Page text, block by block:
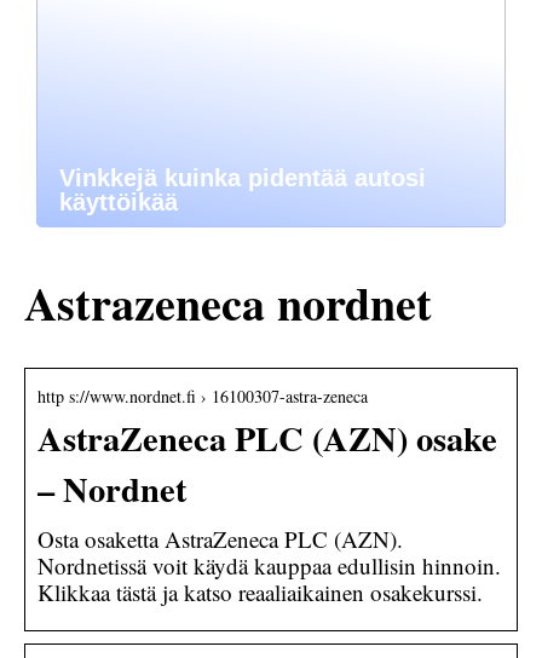
Vinkkejä kuinka pidentää autosi
käyttöikää
Astrazeneca nordnet
http s://www.nordnet.fi › 16100307-astra-zeneca
AstraZeneca PLC (AZN) osake
– Nordnet
Osta osaketta AstraZeneca PLC (AZN).
Nordnetissä voit käydä kauppaa edullisin hinnoin.
Klikkaa tästä ja katso reaaliaikainen osakekurssi.